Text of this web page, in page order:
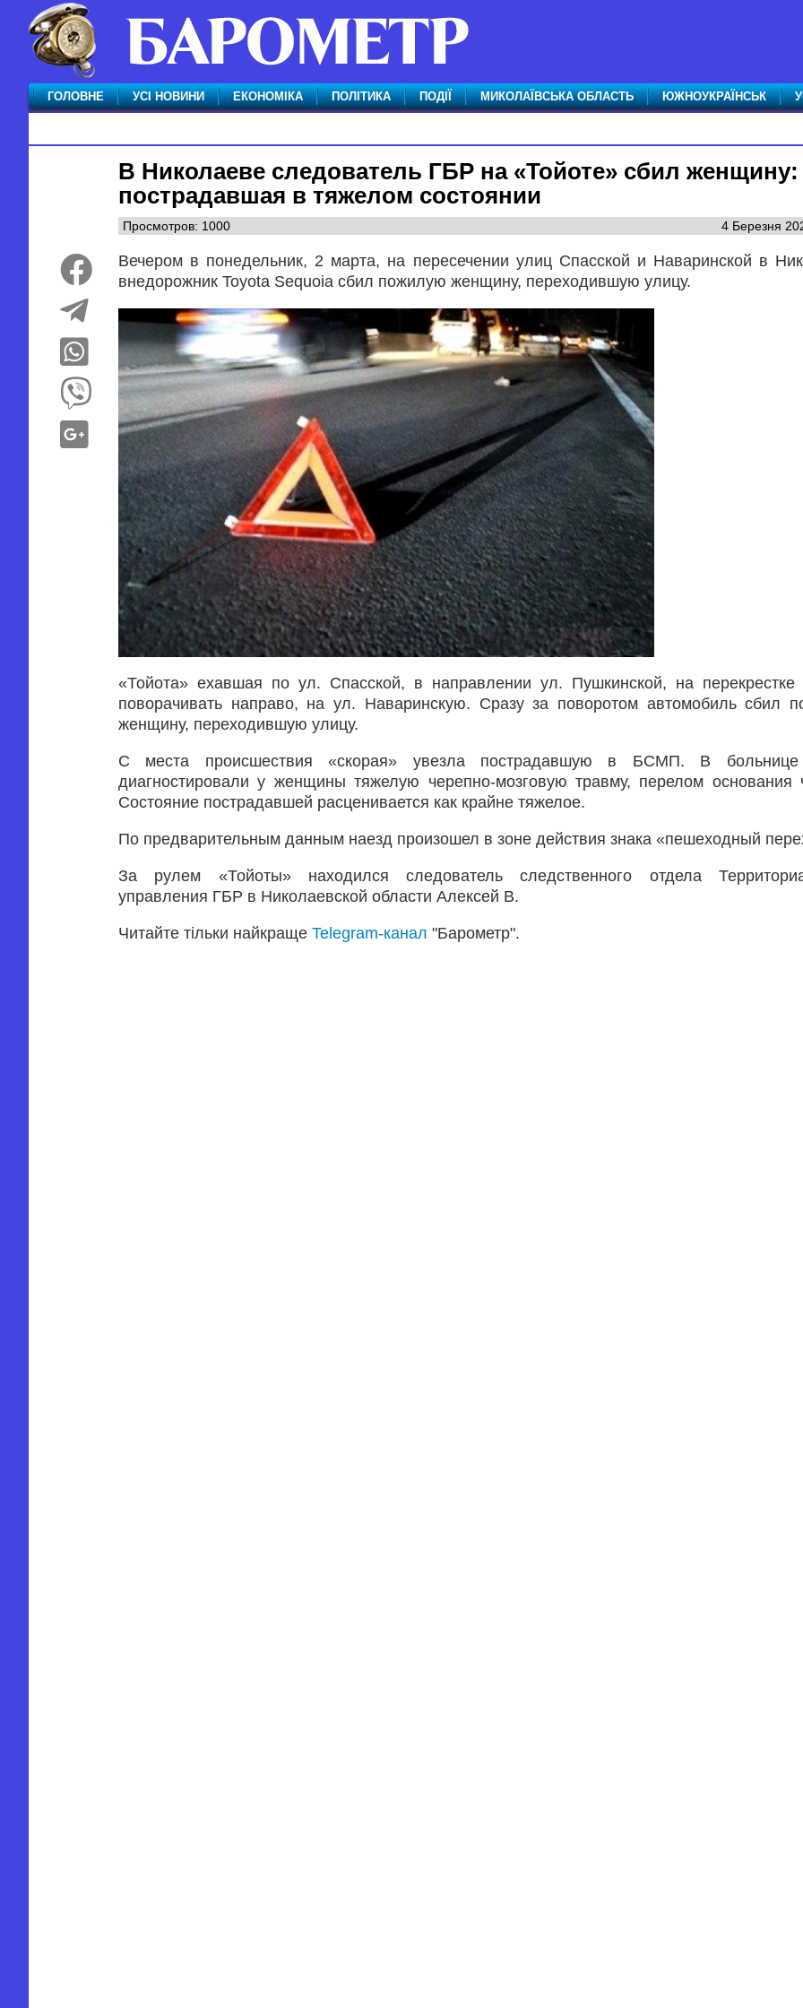
ГОЛОВНЕ УСІ НОВИНИ ЕКОНОМІКА ПОЛІТИКА ПОДІЇ МИКОЛАЇВСЬКА ОБЛАСТЬ ЮЖНОУКРАЇНСЬК
В Николаеве следователь ГБР на «Тойоте» сбил женщину:
пострадавшая в тяжелом состоянии
Просмотров: 1000 4 Березня
Вечером в понедельник, 2 марта, на пересечении улиц Спасской и Наваринской в
внедорожник Toyota Sequoia сбил пожилую женщину, переходившую улицу.
«Тойота» ехавшая по ул. Спасской, в направлении ул. Пушкинской, на перекрестке
поворачивать направо, на ул. Наваринскую. Сразу за поворотом автомобиль сбил
женщину, переходившую улицу.
С места происшествия «скорая» увезла пострадавшую в БСМП. В больнице
диагностировали у женщины тяжелую черепно-мозговую травму, перелом основания
Состояние пострадавшей расценивается как крайне тяжелое.
По предварительным данным наезд произошел в зоне действия знака «пешеходный
За рулем «Тойоты» находился следователь следственного отдела
управления ГБР в Николаевской области Алексей В.
Читайте тільки найкраще Telegram-канал "Барометр".